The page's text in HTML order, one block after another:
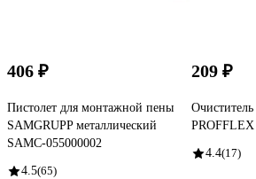
406 ₽
Пистолет для монтажной пены
SAMGRUPP металлический
SAMC-055000002
4.5(65)
209 ₽
PROFFLEX
4.4(17)